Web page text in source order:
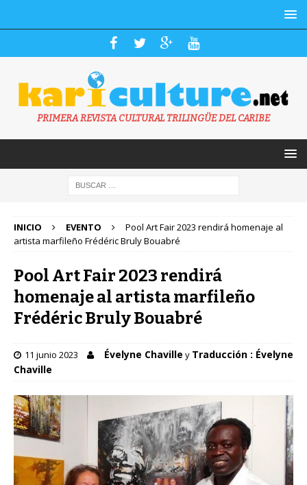
PRIMERA REVISTA CULTURAL TRILINGÜE DEL CARIBE
INICIO EVENTO
Pool Art Fair 2023 rendirá homenaje al
artista marfileño Frédéric Bruly Bouabré
Pool Art Fair 2023 rendirá
homenaje al artista marfileño
Frédéric Bruly Bouabré
11 junio 2023 Évelyne Chaville y Traducción : Évelyne
Chaville